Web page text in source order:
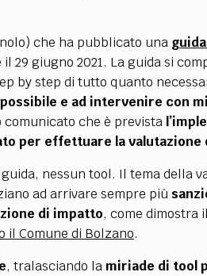
che ha pubblicato una
29 giugno 2021. La guida si
by step di tutto quanto
e ad intervenire con
che è prevista
per effettuare la valutazione
nessun tool. Il tema della
ad arrivare sempre più
di impatto, come dimostra
il Comune di Bolzano.
, tralasciando la miriade di tool